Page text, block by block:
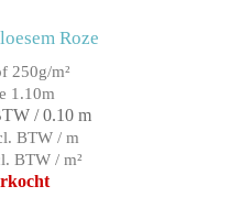
Roze
250g/m²
1.10m
/ 0.10 m
BTW / m
BTW / m²